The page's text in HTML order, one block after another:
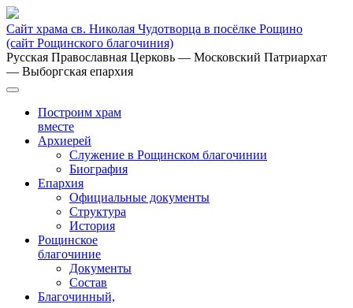
Сайт храма св. Николая Чудотворца в посёлке Рощино
(сайт Рощинского благочиния)
Русская Православная Церковь — Московский Патриархат
— Выборгская епархия
Построим храм
вместе
Архиерей
Служение в Рощинском благочинии
Биография
Епархия
Официальные документы
Структура
История
Рощинское
благочиние
Документы
Состав
Благочинный,